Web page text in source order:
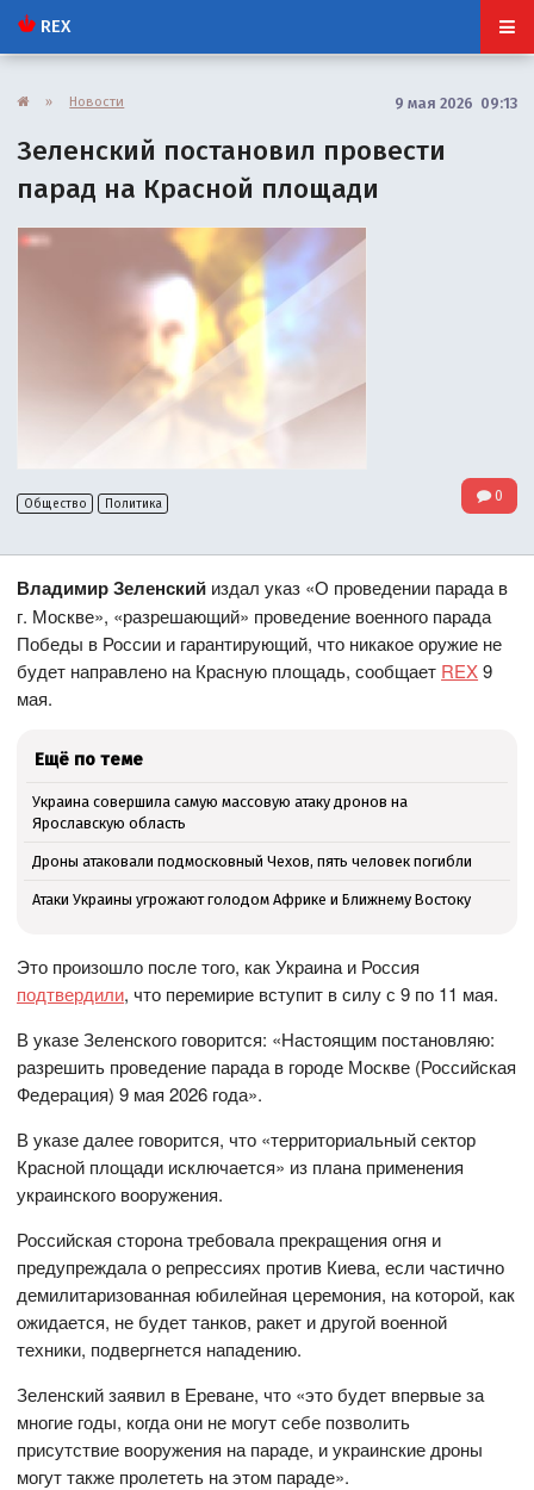
REX
» Новости 9 мая 2026 09:13
Зеленский постановил провести
парад на Красной площади
Общество Политика 0
Владимир Зеленский издал указ «О проведении парада в
г. Москве», «разрешающий» проведение военного парада
Победы в России и гарантирующий, что никакое оружие не
будет направлено на Красную площадь, сообщает REX9
мая.
Ещё по теме
Украина совершила самую массовую атаку дронов на
Ярославскую область
Дроны атаковали подмосковный Чехов, пять человек погибли
Атаки Украины угрожают голодом Африке и Ближнему Востоку
Это произошло после того, как Украина и Россия
подтвердили, что перемирие вступит в силу с 9 по 11 мая.
В указе Зеленского говорится: «Настоящим постановляю:
разрешить проведение парада в городе Москве (Российская
Федерация) 9 мая 2026 года».
В указе далее говорится, что «территориальный сектор
Красной площади исключается» из плана применения
украинского вооружения.
Российская сторона требовала прекращения огня и
предупреждала о репрессиях против Киева, если частично
демилитаризованная юбилейная церемония, на которой, как
ожидается, не будет танков, ракет и другой военной
техники, подвергнется нападению.
Зеленский заявил в Ереване, что «это будет впервые за
многие годы, когда они не могут себе позволить
присутствие вооружения на параде, и украинские дроны
могут также пролететь на этом параде».